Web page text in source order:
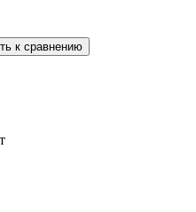
к сравнению